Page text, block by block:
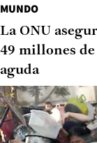
MUNDO
La ONU
49 millones
aguda